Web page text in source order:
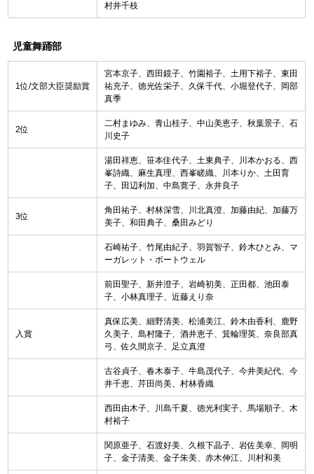
村井千枝
児童舞踊部
1位/文部大臣奨励賞
宮本京子、西田鏡子、竹園裕子、土用下裕子、東田
祐充子、徳光佐栄子、久保千代、小堀登代子、岡部
真季
2位
二村まゆみ、青山桂子、中山美恵子、秋葉景子、石
川史子
湯田祥恵、笹本佳代子、土東典子、川本かおる、西
峯詩織、麻生真理、西峯嵯織、川本りか、土田育
子、田辺利加、中島寛子、永井良子
3位
角田祐子、村林深雪、川北真澄、加藤由紀、加藤万
美子、和田典子、桑田みどり
石崎祐子、竹尾由紀子、羽賀智子、鈴木ひとみ、マ
ーガレット・ボートウェル
前田聖子、新井澄子、岩崎初美、正田都、池田泰
子、小林真理子、近藤えり奈
入賞
真保広美、細野清美、松浦美江、鈴木由香利、鹿野
久美子、島村隆子、酒井恵子、箕輪理英、奈良部真
弓、佐久間京子、足立真澄
古谷貞子、春木泰子、牛島茂代子、今井美紀代、今
井千恵、芹田尚美、村林香織
西田由木子、川島千夏、徳光利実子、馬場順子、木
村裕子
関原亜子、石渡好美、久根下晶子、岩佐美幸、岡明
子、金子清美、金子朱美、赤木伸江、川村和美